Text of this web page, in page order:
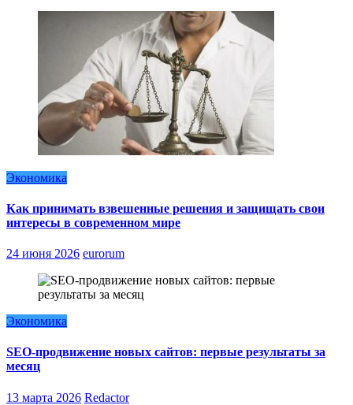
Экономика
Как принимать взвешенные решения и защищать свои
интересы в современном мире
24 июня 2026 eurorum
Экономика
SEO-продвижение новых сайтов: первые результаты за
месяц
13 марта 2026 Redactor